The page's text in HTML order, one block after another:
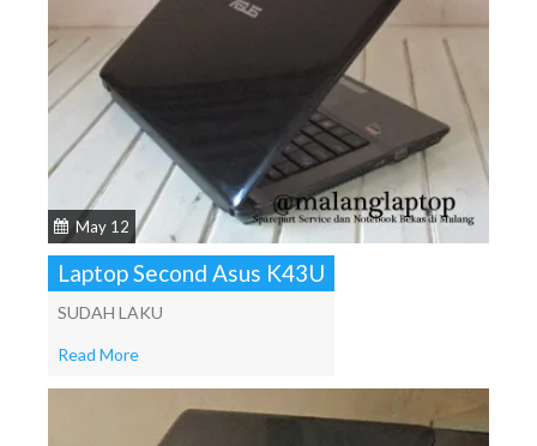
May 12
Laptop Second Asus K43U
SUDAH LAKU
Read More